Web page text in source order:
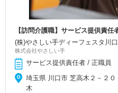
【訪問介護職】サービス提供責任
(株)やさしい手ディーフェスタ川
株式会社やさしい手
サービス提供責任者 / 正職員
埼玉県 川口市 芝高木２－２
木